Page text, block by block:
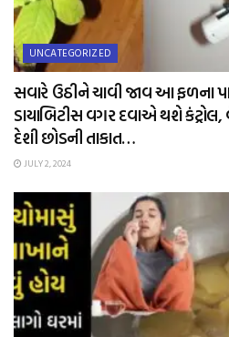
UNCATEGORIZED
સવારે ઉઠીને ચાવી જાવ આ ફળના
ડાયાબિટીસ વગર દવાએ થશે
દેશી છોડની તાકાત…
JULY 2, 2024